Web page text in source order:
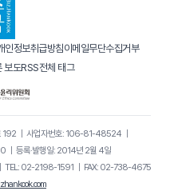
인정보취급방침이메일무단수집거부
보도RSS전체 태그
192｜ 사업자번호: 106-81-48524｜
등록·발행일: 2014년 2월 4일
TEL: 02-2198-1591
FAX: 02-738-4675